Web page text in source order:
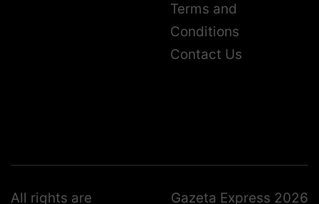
Terms and
Conditions
Contact Us
All rights are Gazeta Express 2026